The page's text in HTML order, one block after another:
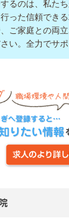
るのは、私た
った信頼でき
ご家庭との両
い。全力でサポ